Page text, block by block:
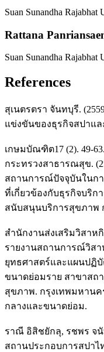
Suan Sunandha Rajabhat
Rattana
Suan Sunandha Rajabhat
References
สุเนตรตรา จันทบุรี.
แข่งขันของธุรกิจสปาแ
เกษมบัณฑิต17 (2). 49-
กระทรวงสาธารณสุข.
สถานการณ์ปัจจุบันในก
ที่เกี่ยวข้องกับธุรกิจบริก
สนับสนุนบริการสุขภาพ
สํานักงานส่งเสริมวิสาห
รายงานสถานการณ์วิส
ยุทธศาสตร์และแผนปฏิ
ขนาดย่อมราย สาขาสถ
สุขภาพ. กรุงเทพมหาน
กลางและขนาดย่อม.
ราณี อิสิชยักลุ, รชพร จนั
สถานประกอบการสปาไ